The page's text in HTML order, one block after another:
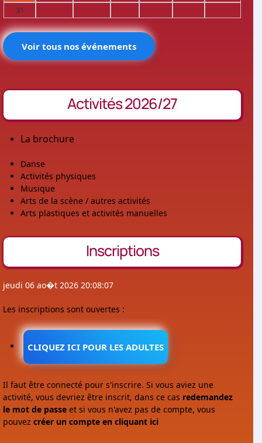
31
Voir tous nos événements
Activités 2026/27
La brochure
Danse
Activités physiques
Musique
Arts de la scène / autres activités
Arts plastiques et activités manuelles
Inscriptions
jeudi 06 ao�t 2026 20:08:07
Les inscriptions sont ouvertes :
CLIQUEZ ICI POUR LES ADULTES
Il faut être connecté pour s'inscrire. Si vous aviez une
activité, vous devriez être inscrit, dans ce cas redemandez
le mot de passe et si vous n'avez pas de compte, vous
pouvez créer un compte en cliquant ici